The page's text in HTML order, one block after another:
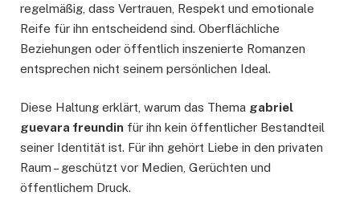
regelmäßig, dass Vertrauen, Respekt und emotionale
Reife für ihn entscheidend sind. Oberflächliche
Beziehungen oder öffentlich inszenierte Romanzen
entsprechen nicht seinem persönlichen Ideal.
Diese Haltung erklärt, warum das Thema gabriel
guevara freundin für ihn kein öffentlicher Bestandteil
seiner Identität ist. Für ihn gehört Liebe in den privaten
Raum – geschützt vor Medien, Gerüchten und
öffentlichem Druck.